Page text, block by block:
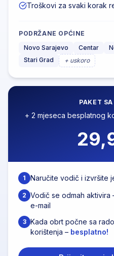
Troškovi za svaki korak
PODRŽANE OPĆINE
Novo Sarajevo
Centar
Stari Grad
+ uskoro
PAKET
+ 2 mjeseca besplatnog
1 Naručite vodič i izvršite
2 Vodič se odmah aktivira
e-mail
3 Kada obrt počne sa
korištenja – besplatno!